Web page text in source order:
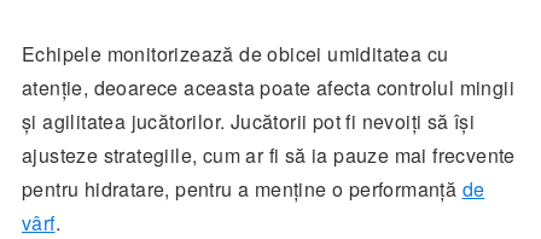
Echipele monitorizează de obicei umiditatea cu
atenție, deoarece aceasta poate afecta controlul mingii
și agilitatea jucătorilor. Jucătorii pot fi nevoiți să își
ajusteze strategiile, cum ar fi să ia pauze mai frecvente
pentru hidratare, pentru a menține o performanță de
vârf.